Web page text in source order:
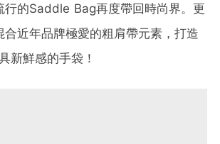
的Saddle Bag再度帶回時尚界。更
合近年品牌極愛的粗肩帶元素，打造
新鮮感的手袋！